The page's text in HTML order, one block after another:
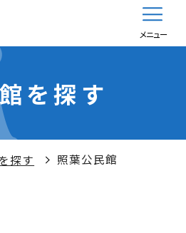
メニュー
を探す
探す 照葉公民館